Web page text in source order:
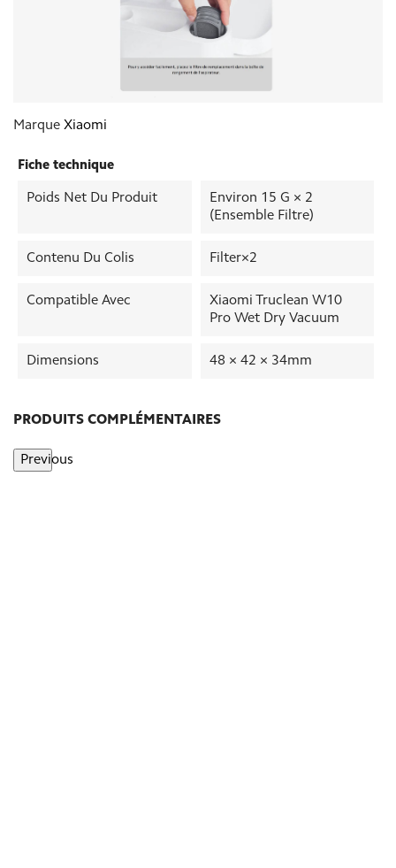
Marque Xiaomi
Fiche technique
Poids Net Du Produit
Environ 15 G × 2
(ensemble Filtre)
Contenu Du Colis Filter×2
Compatible Avec
Xiaomi Truclean W10
Pro Wet Dry Vacuum
Dimensions 48 × 42 × 34mm
PRODUITS COMPLÉMENTAIRES
Previous